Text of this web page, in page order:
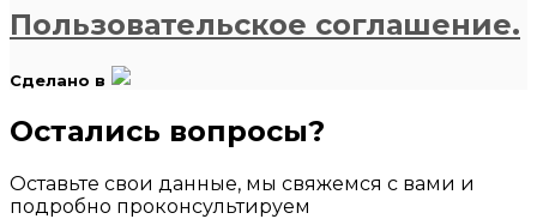
Пользовательское соглашение.
Сделано в
Остались вопросы?
Оставьте свои данные, мы свяжемся с вами и
подробно проконсультируем